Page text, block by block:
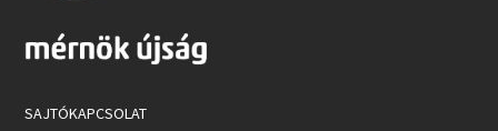
SAJTÓKAPCSOLAT